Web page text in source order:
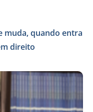
muda, quando entra
direito